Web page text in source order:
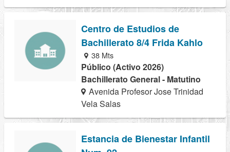
Centro de Estudios de
Bachillerato 8/4 Frida Kahlo
38 Mts
Público (Activo 2026)
Bachillerato General - Matutino
Avenida Profesor Jose Trinidad
Vela Salas
Estancia de Bienestar Infantil